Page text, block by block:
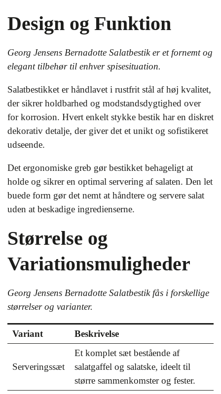
Design og Funktion
Georg Jensens Bernadotte Salatbestik er et fornemt og
elegant tilbehør til enhver spisesituation.
Salatbestikket er håndlavet i rustfrit stål af høj kvalitet,
der sikrer holdbarhed og modstandsdygtighed over
for korrosion. Hvert enkelt stykke bestik har en diskret
dekorativ detalje, der giver det et unikt og sofistikeret
udseende.
Det ergonomiske greb gør bestikket behageligt at
holde og sikrer en optimal servering af salaten. Den let
buede form gør det nemt at håndtere og servere salat
uden at beskadige ingredienserne.
Størrelse og
Variationsmuligheder
Georg Jensens Bernadotte Salatbestik fås i forskellige
størrelser og varianter.
Variant Beskrivelse
Serveringssæt
Et komplet sæt bestående af
salatgaffel og salatske, ideelt til
større sammenkomster og fester.